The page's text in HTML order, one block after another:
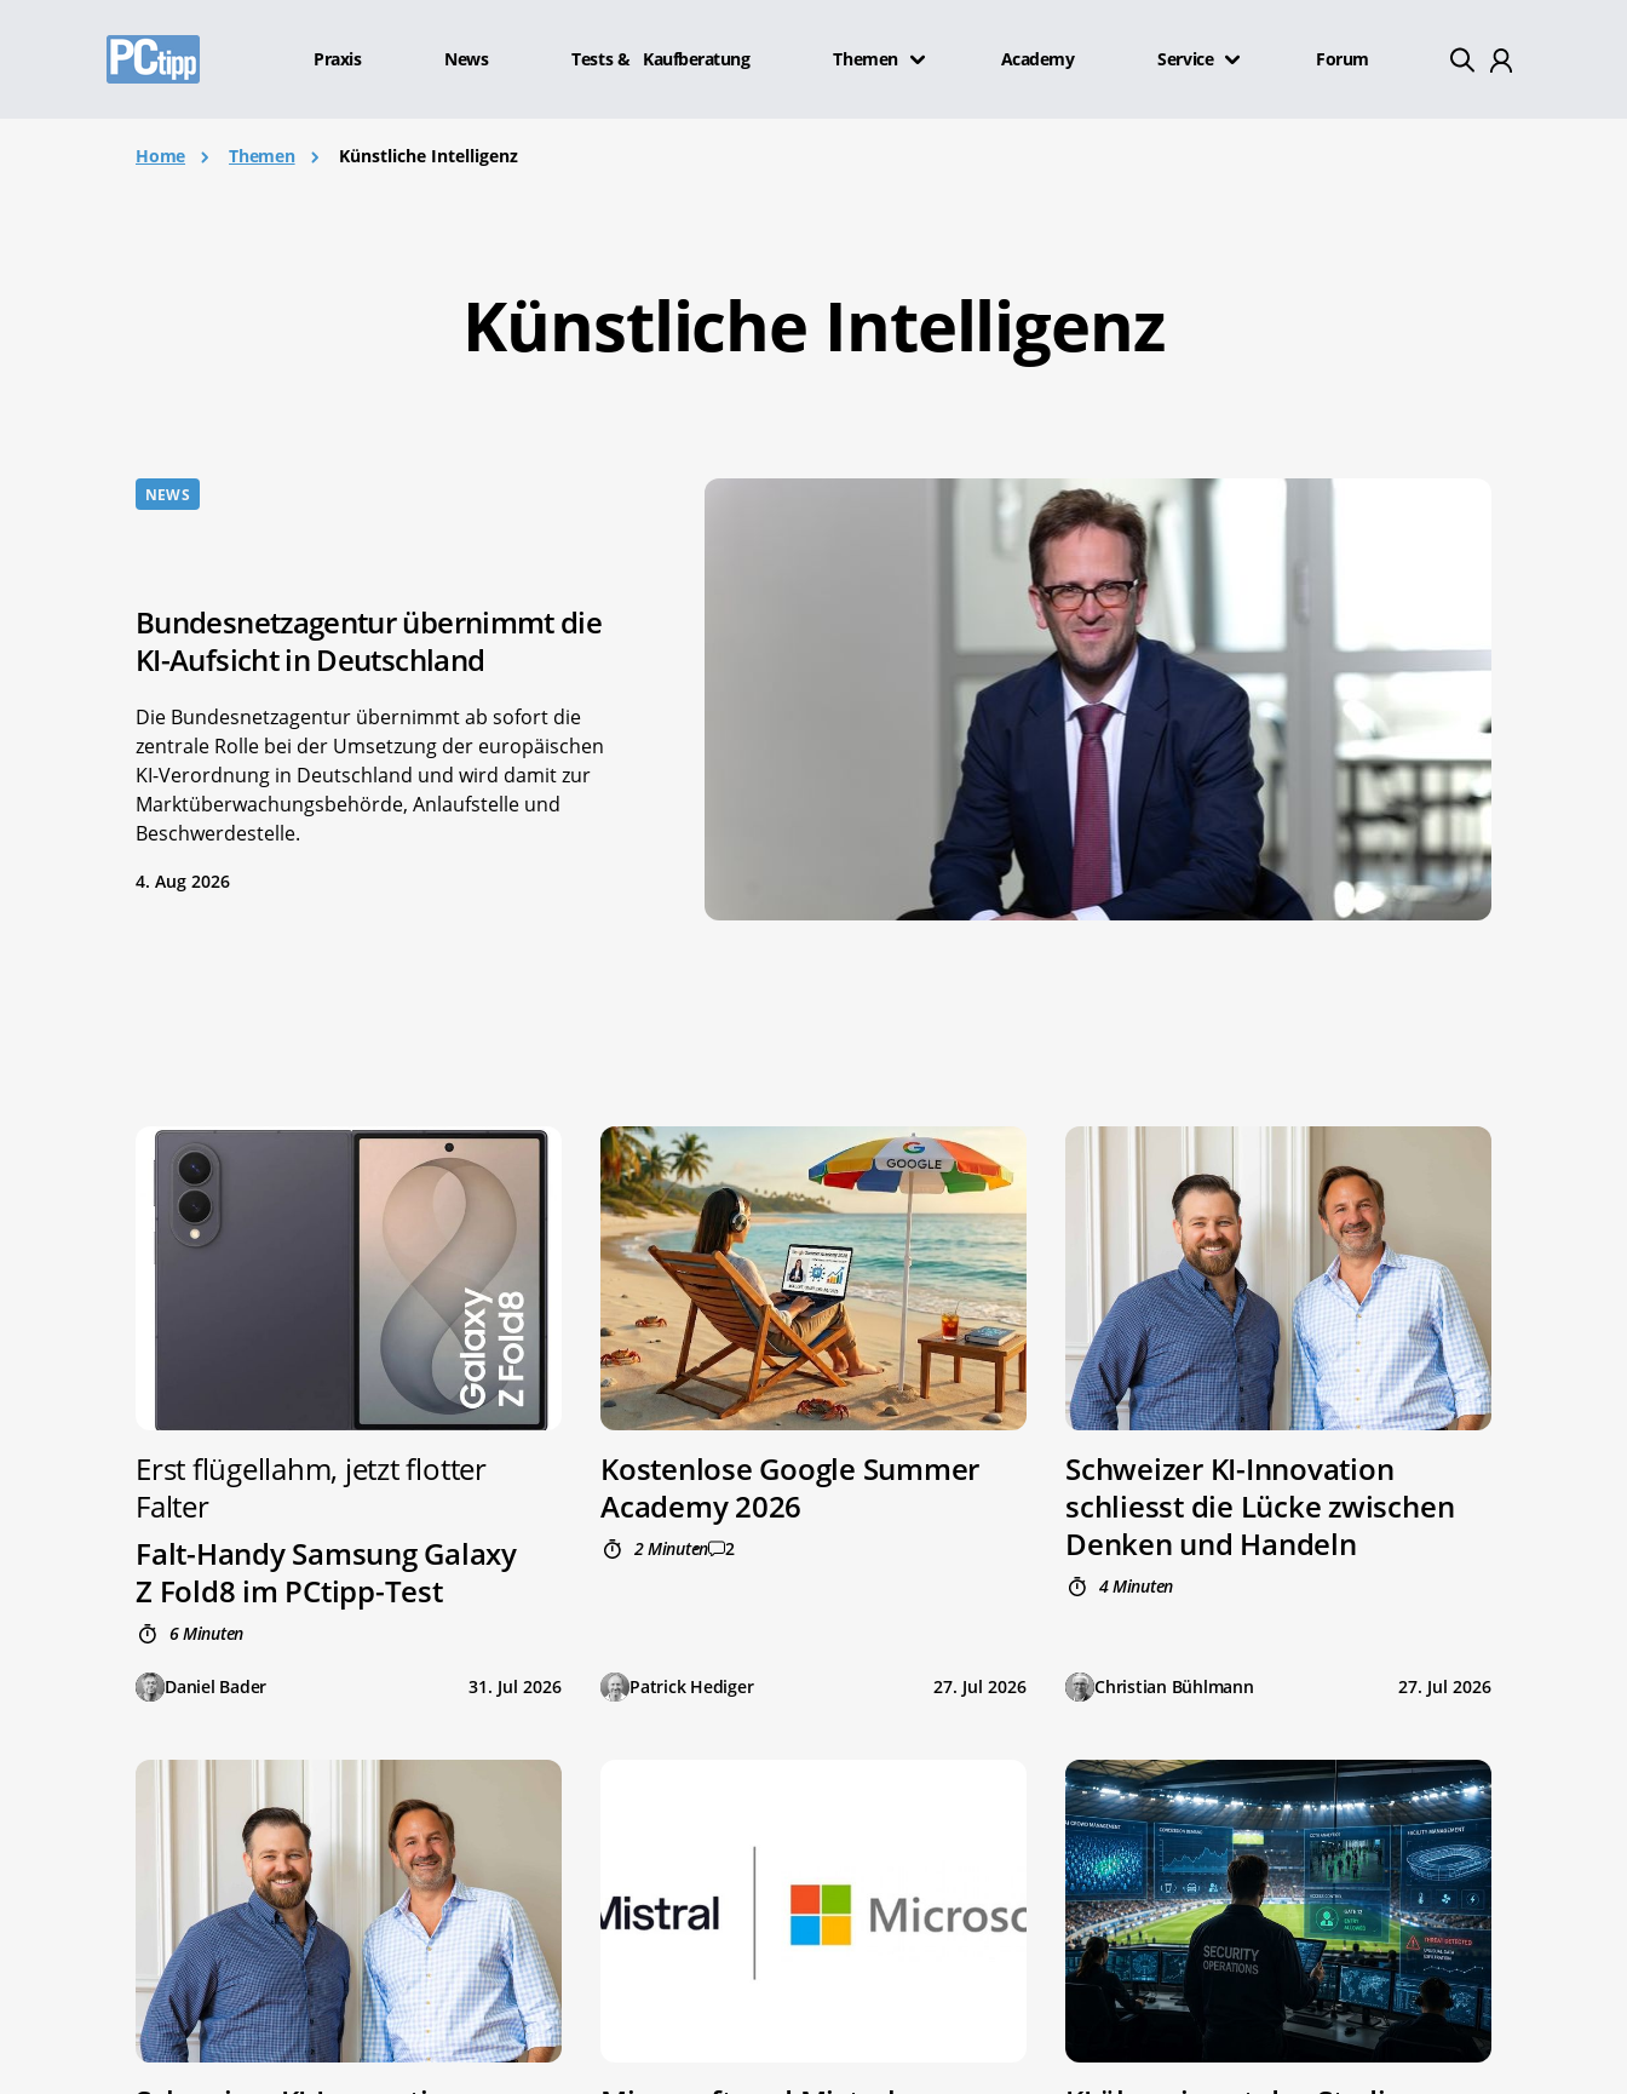
Praxis News Tests & Kaufberatung Themen Academy Service Forum
Home Themen Künstliche Intelligenz
Künstliche Intelligenz
NEWS
Bundesnetzagentur übernimmt die
KI-Aufsicht in Deutschland
Die Bundesnetzagentur übernimmt ab sofort die
zentrale Rolle bei der Umsetzung der europäischen
KI-Verordnung in Deutschland und wird damit zur
Marktüberwachungsbehörde, Anlaufstelle und
Beschwerdestelle.
4. Aug 2026
Erst flügellahm, jetzt flotter
Falter
Falt-Handy Samsung Galaxy
Z Fold8 im PCtipp-Test
6 Minuten
Daniel Bader 31. Jul 2026
Kostenlose Google Summer
Academy 2026
2 Minuten 2
Patrick Hediger 27. Jul 2026
Schweizer KI-Innovation
schliesst die Lücke zwischen
Denken und Handeln
4 Minuten
Christian Bühlmann 27. Jul 2026